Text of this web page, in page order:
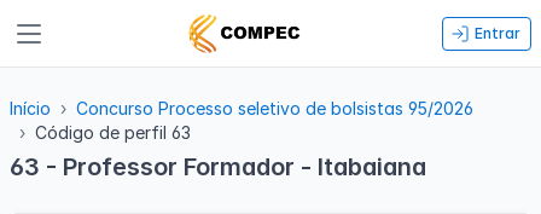
Entrar
Início
Concurso Processo seletivo de bolsistas 95/2026
Código de perfil 63
63 - Professor Formador - Itabaiana